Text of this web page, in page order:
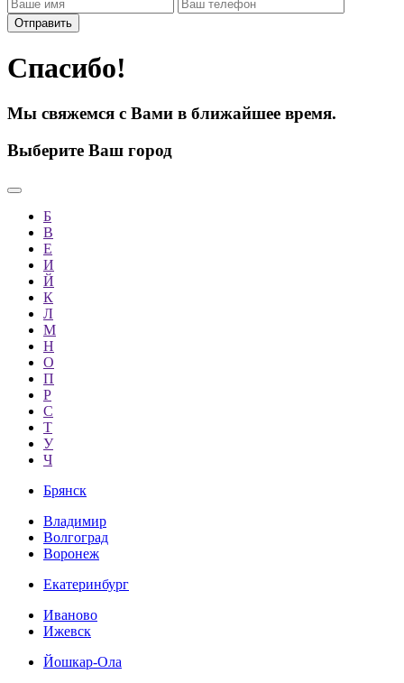
Спасибо!
Мы свяжемся с Вами в ближайшее время.
Выберите Ваш город
Б
В
Е
И
Й
К
Л
М
Н
О
П
Р
С
Т
У
Ч
Брянск
Владимир
Волгоград
Воронеж
Екатеринбург
Иваново
Ижевск
Йошкар-Ола